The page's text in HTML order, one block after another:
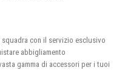
con il servizio esclusivo
abbigliamento
gamma di accessori per i tuoi